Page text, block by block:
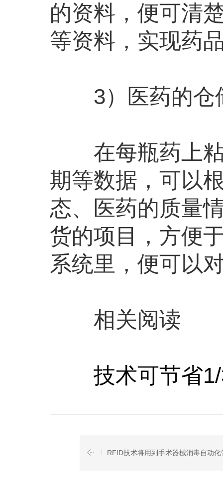
的资料，便可清
等资料，实现药
3）医药的仓
在每瓶药上粘
期等数据，可以
态、医药的质量
货的项目，方便
系统里，便可以
相关阅读
技术可节省1/
RFID技术将用到手术器械消毒自动化